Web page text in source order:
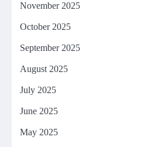
November 2025
October 2025
September 2025
August 2025
July 2025
June 2025
May 2025